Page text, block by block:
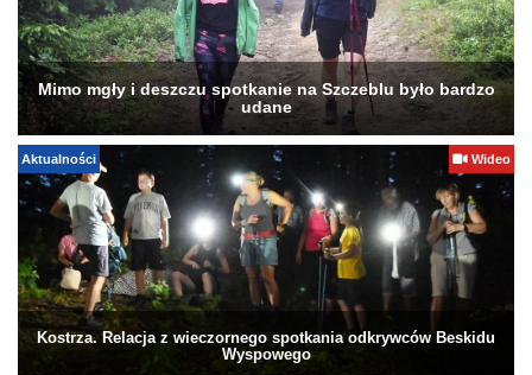
Mimo mgły i deszczu spotkanie na Szczeblu było bardzo
udane
Aktualności Wideo
Kostrza. Relacja z wieczornego spotkania odkrywców Beskidu
Wyspowego